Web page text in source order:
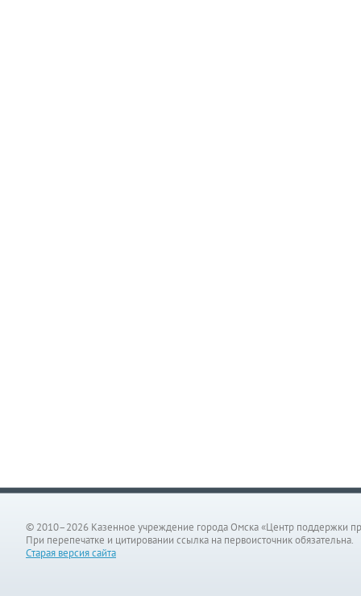
© 2010–2026 Казенное учреждение города Омска «Центр поддержки
При перепечатке и цитировании ссылка на первоисточник обязательна.
Старая версия сайта